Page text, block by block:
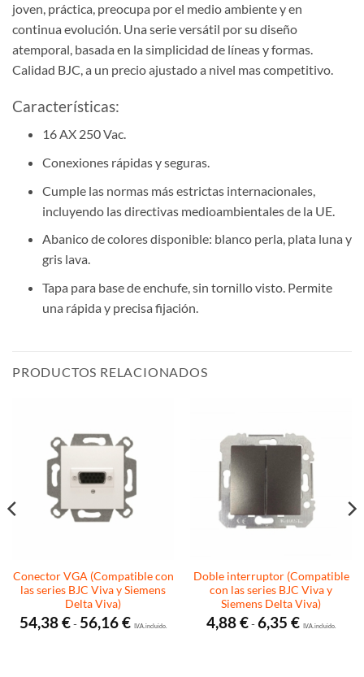
joven, práctica, preocupa por el medio ambiente y en
continua evolución. Una serie versátil por su diseño
atemporal, basada en la simplicidad de líneas y formas.
Calidad BJC, a un precio ajustado a nivel mas competitivo.
Características:
16 AX 250 Vac.
Conexiones rápidas y seguras.
Cumple las normas más estrictas internacionales,
incluyendo las directivas medioambientales de la UE.
Abanico de colores disponible: blanco perla, plata luna y
gris lava.
Tapa para base de enchufe, sin tornillo visto. Permite
una rápida y precisa fijación.
PRODUCTOS RELACIONADOS
Conector VGA (Compatible con
las series BJC Viva y Siemens
Delta Viva)
54,38€- 56,16€Rango
de
I.V.A. incluido.
Doble interruptor (Compatible
con las series BJC Viva y
Siemens Delta Viva)
4,88€-6,35 €Rango
de
I.V.A. incluido.